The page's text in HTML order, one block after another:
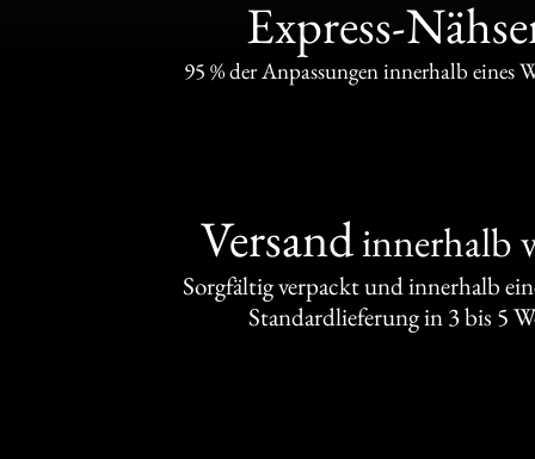
Express-
95 % der Anpassungen innerhalb eines
Versandinnerhalb
Sorgfältig verpackt und innerhalb
Standardlieferung in 3 bis 5